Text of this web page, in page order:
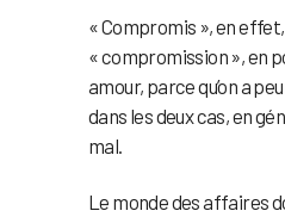
« Compromis », en
« compromission », en
amour, parce qu’on a
dans les deux cas, en
mal.
Le monde des affaires